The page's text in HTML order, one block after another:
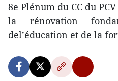
8e Plénum du CC du
la rénovation
del’éducation et de la